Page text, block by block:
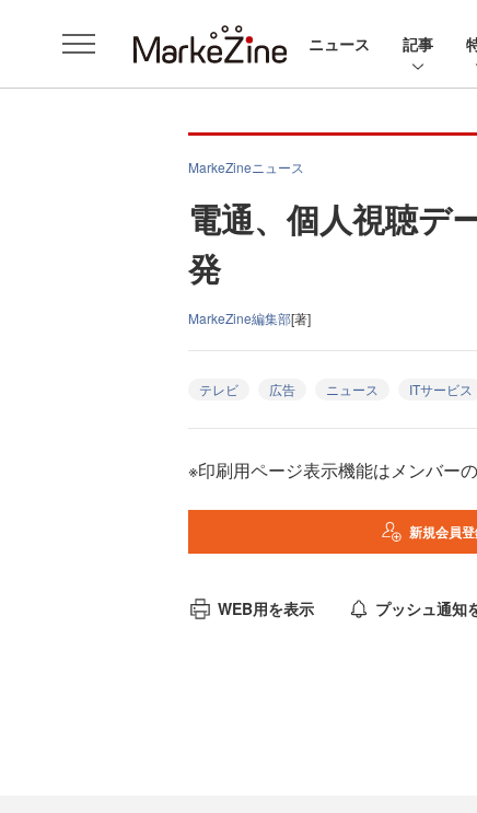
ニュース 記事
MarkeZineニュース
電通、個人視聴デ
発
MarkeZine編集部[著]
テレビ 広告 ニュース ITサービス
※印刷用ページ表示機能はメンバー
新規会員
WEB用を表示 プッシュ通知